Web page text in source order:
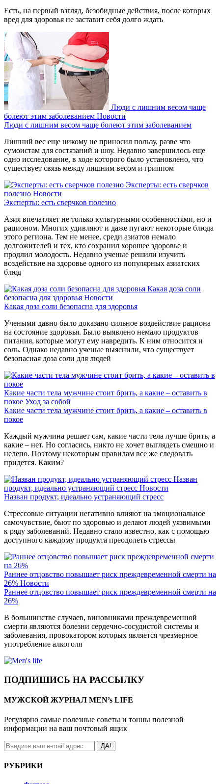
Есть, на первый взгляд, безобидные действия, после которых
вред для здоровья не заставит себя долго ждать
Люди с лишним весом чаще
болеют этим заболеванием Новости
Люди с лишним весом чаще болеют этим заболеванием
Лишний вес еще никому не приносил пользу, разве что
сумоистам для состязаний и шоу. Недавно завершилось еще
одно исследование, в ходе которого было установлено, что
существует связь между лишним весом и гриппом
Эксперты: есть сверчков
полезно Новости
Эксперты: есть сверчков полезно
Азия впечатляет не только культурными особенностями, но и
рационом. Многих удивляют и даже пугают некоторые блюда
этого региона. Тем не менее, среди азиатов немало
долгожителей и тех, кто сохранил хорошее здоровье и
продлил молодость. Недавно ученые решили изучить
воздействие на здоровье одного из популярных азиатских
блюд
Какая доза соли
безопасна для здоровья Новости
Какая доза соли безопасна для здоровья
Учеными давно было доказано сильное воздействие рациона
на состояние здоровья. Было выявлено немало продуктов
питания, которые могут ему навредить. К ним относится и
соль. Однако недавно ученые выяснили, что существует
безопасная доза соли для людей
Какие части тела мужчине стоит брить, а какие – оставить в
покое Уход за собой
Какие части тела мужчине стоит брить, а какие – оставить в
покое
Каждый мужчина решает сам, какие части тела лучше брить, а
какие – нет. Но согласись, никто не хочет выглядеть смешно и
нелепо. Поэтому некоторым правилам все же следовать
придется. Каким?
Назван
продукт, идеально устраняющий стресс Новости
Назван продукт, идеально устраняющий стресс
Стрессовые ситуации негативно влияют на эмоциональное
самочувствие, бьют по здоровью и делают людей уязвимыми
к ряду заболеваний. Недавно стало известно, как с помощью
доступного каждому продукта преодолеть стрессы
Раннее отцовство повышает риск преждевременной смерти на
26% Новости
Раннее отцовство повышает риск преждевременной смерти на
26%
В большинстве случаев, виновниками преждевременной
смерти являются болезни сердечно-сосудистой системы и
заболевания, провокатором которых является чрезмерное
употребление алкоголя
ПОДПИШИСЬ НА РАССЫЛКУ
МУЖСКОЙ ЖУРНАЛ MEN’s LIFE
Регулярно самые полезные советы и тонны полезной
информации на ваш почтовый ящик
ДА!
РУБРИКИ